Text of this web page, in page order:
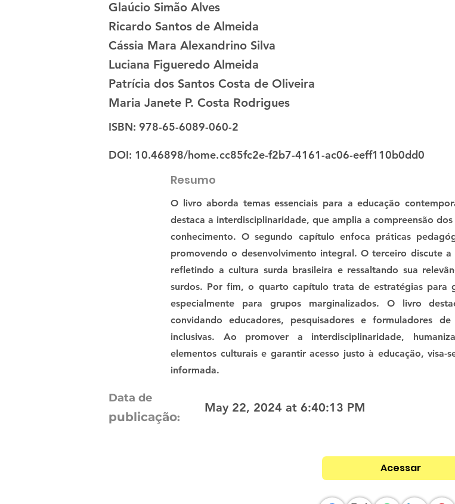
Glaúcio Simão Alves
Ricardo Santos de Almeida
Cássia Mara Alexandrino Silva
Luciana Figueredo Almeida
Patrícia dos Santos Costa de Oliveira
Maria Janete P. Costa Rodrigues
ISBN: 978-65-6089-060-2
DOI: 10.46898/home.cc85fc2e-f2b7-4161-ac06-eeff110b0dd0
Resumo
O livro aborda temas essenciais para a educação
destaca a interdisciplinaridade, que amplia a compreensão
conhecimento. O segundo capítulo enfoca práticas
promovendo o desenvolvimento integral. O terceiro discute
refletindo a cultura surda brasileira e ressaltando sua
surdos. Por fim, o quarto capítulo trata de estratégias para
especialmente para grupos marginalizados. O livro
convidando educadores, pesquisadores e formuladores
inclusivas. Ao promover a interdisciplinaridade,
elementos culturais e garantir acesso justo à educação, visa-
informada.
Data de
publicação:
May 22, 2024 at 6:40:13 PM
Acessar